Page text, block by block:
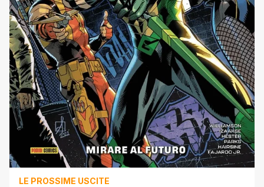
LE PROSSIME USCITE